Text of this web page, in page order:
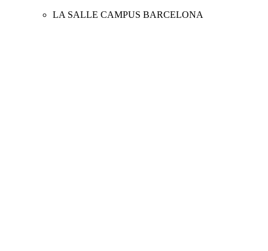
LA SALLE CAMPUS BARCELONA